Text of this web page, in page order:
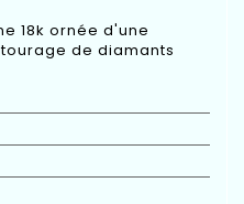
18k ornée d'une
de diamants